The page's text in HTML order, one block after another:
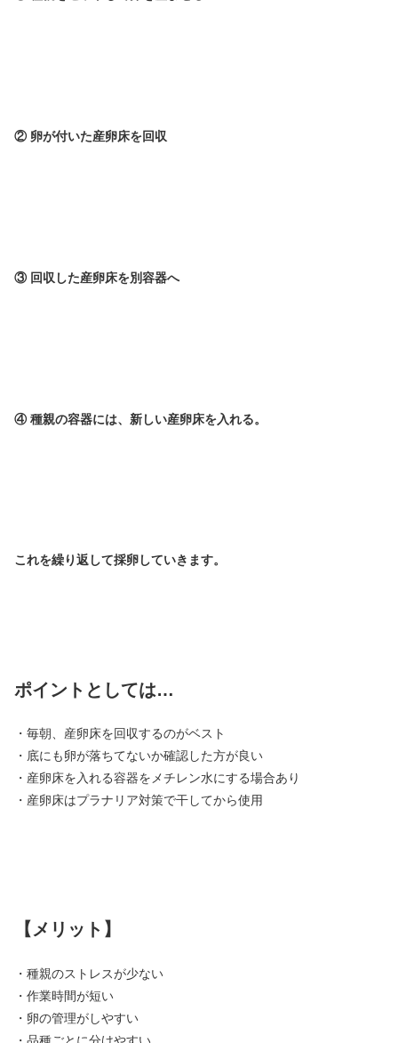
② 卵が付いた産卵床を回収
③ 回収した産卵床を別容器へ
④ 種親の容器には、新しい産卵床を入れる。
これを繰り返して採卵していきます。
ポイントとしては…
・毎朝、産卵床を回収するのがベスト
・底にも卵が落ちてないか確認した方が良い
・産卵床を入れる容器をメチレン水にする場合あり
・産卵床はプラナリア対策で干してから使用
【メリット】
・種親のストレスが少ない
・作業時間が短い
・卵の管理がしやすい